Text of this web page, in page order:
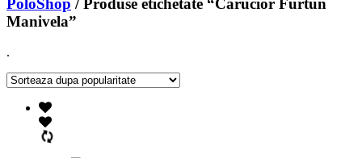
Manivela”
.